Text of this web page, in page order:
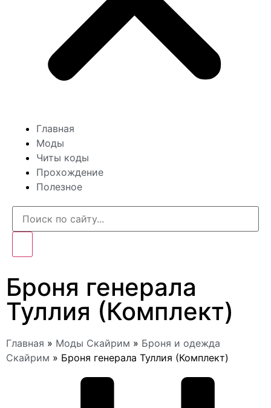
Главная
Моды
Читы коды
Прохождение
Полезное
Броня генерала
Туллия (Комплект)
Главная » Моды Скайрим » Броня и одежда
Скайрим » Броня генерала Туллия (Комплект)